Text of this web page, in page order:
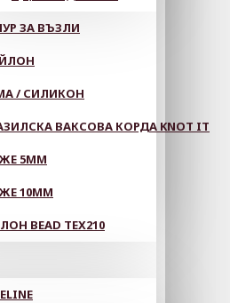
ЗА ВЪЗЛИ
/ СИЛИКОН
ВАКСОВА КОРДА KNOT IT
5MM
10MM
BEAD TEX210